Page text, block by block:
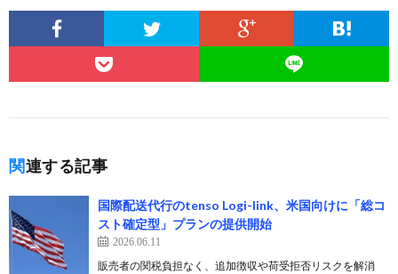
関連する記事
国際配送代行のtenso Logi-link、米国向けに「総コ
スト確定型」プランの提供開始
2026.06.11
販売者の関税負担なく、追加徴収や荷受拒否リスクを解消